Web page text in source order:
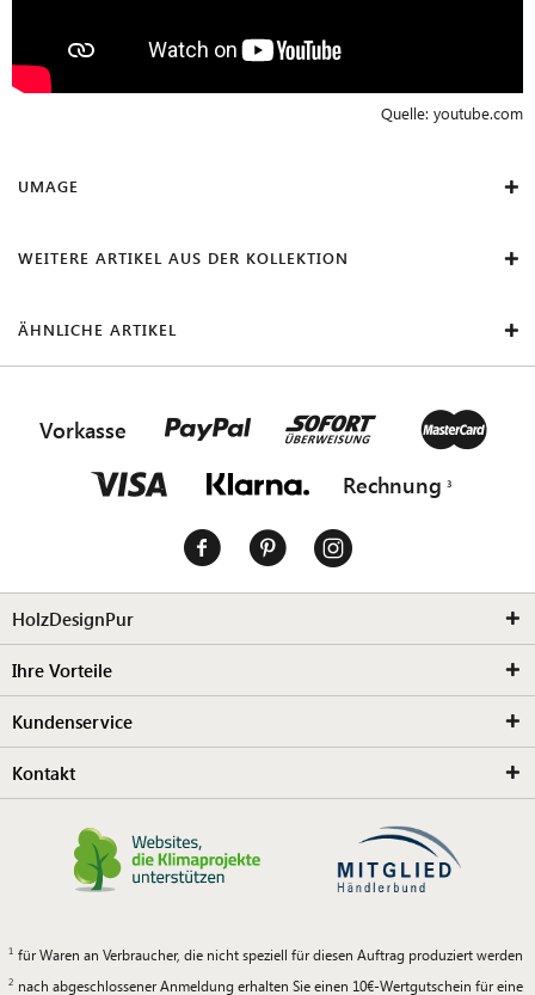
Quelle: youtube.com
UMAGE
WEITERE ARTIKEL AUS DER KOLLEKTION
ÄHNLICHE ARTIKEL
Vorkasse
Rechnung
HolzDesignPur
Ihre Vorteile
Kundenservice
Kontakt
für Waren an Verbraucher, die nicht speziell für diesen Auftrag produziert werden
nach abgeschlossener Anmeldung erhalten Sie einen 10€-Wertgutschein für eine